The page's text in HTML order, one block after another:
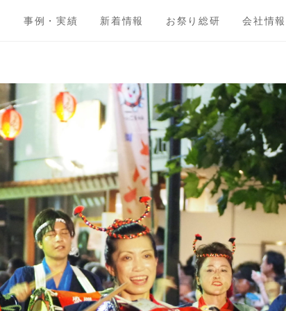
事例・実績 新着情報 お祭り総研 会社情報